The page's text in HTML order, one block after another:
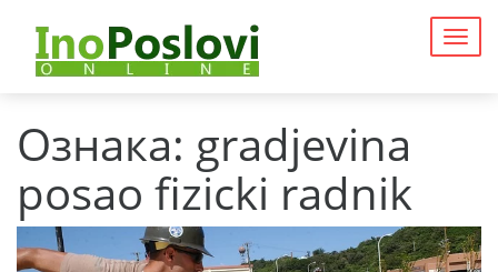
Ознака: gradjevina
posao fizicki radnik